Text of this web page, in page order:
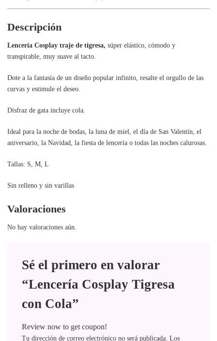
Descripción
Lencería Cosplay traje de tigresa, súper elástico, cómodo y
transpirable, muy suave al tacto.
Dote a la fantasía de un diseño popular infinito, resalte el orgullo de las
curvas y estimule el deseo.
Disfraz de gata incluye cola.
Ideal para la noche de bodas, la luna de miel, el día de San Valentín, el
aniversario, la Navidad, la fiesta de lencería o todas las noches calurosas.
Tallas: S, M, L
Sin relleno y sin varillas
Valoraciones
No hay valoraciones aún.
Sé el primero en valorar
“Lencería Cosplay Tigresa
con Cola”
Review now to get coupon!
Tu dirección de correo electrónico no será publicada. Los